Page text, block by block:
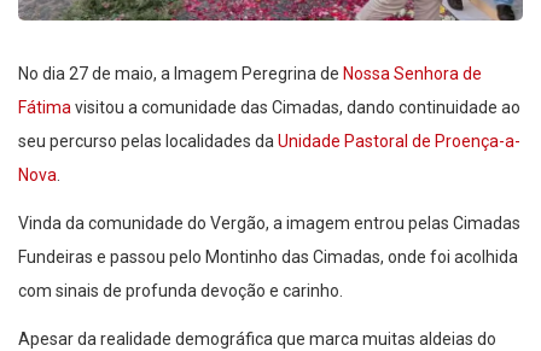
No dia 27 de maio, a Imagem Peregrina de Nossa Senhora de
Fátimavisitou a comunidade das Cimadas, dando continuidade ao
seu percurso pelas localidades daUnidade Pastoral de Proença-a-
Nova.
Vinda da comunidade do Vergão, a imagem entrou pelas Cimadas
Fundeiras e passou pelo Montinho das Cimadas, onde foi acolhida
com sinais de profunda devoção e carinho.
Apesar da realidade demográfica que marca muitas aldeias do